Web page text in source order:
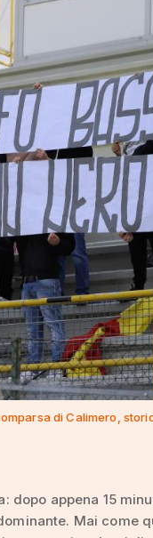
di Calimero,
dopo appena 15
Mai come